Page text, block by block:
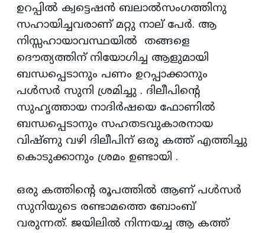
ഉറപ്പില്‍ ക്വട്ടെഷന്‍ ബലാല്‍സംഗത്തിനു
സഹായിച്ചവരാണ് മറ്റു നാല് പേര്‍. ആ
നിസ്സഹായാവസ്ഥയില്‍ തങ്ങളെ
ദൌത്യത്തിന് നിയോഗിച്ച ആളുമായി
ബന്ധപ്പെടാനും പണം ഉറപ്പാക്കാനും
പള്‍സര്‍ സുനി ശ്രമിച്ചു . ദിലീപിന്റെ
സുഹൃത്തായ നാദിര്‍ഷയെ ഫോണില്‍
ബന്ധപ്പെടാനും സഹതടവുകാരനായ
വിഷ്ണു വഴി ദിലീപിന് ഒരു കത്ത് എത്തിച്ചു
കൊടുക്കാനും ശ്രമം ഉണ്ടായി .
ഒരു കത്തിന്റെ രൂപത്തില്‍ ആണ് പള്‍സര്‍
സുനിയുടെ രണ്ടാമത്തെ ബോംബ്‌
വരുന്നത്. ജയിലില്‍ നിന്നയച്ച ആ കത്ത്